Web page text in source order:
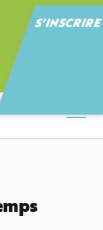
S'INSCRIRE